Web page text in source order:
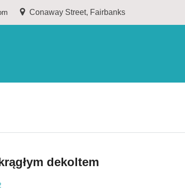
Conaway Street, Fairbanks
dekoltem